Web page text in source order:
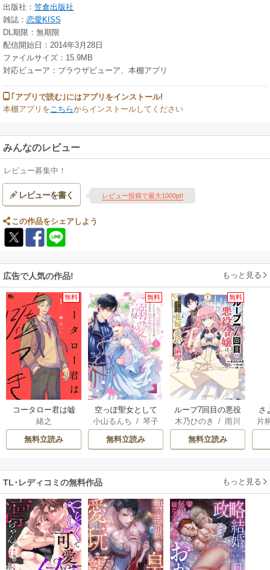
出版社： 笠倉出版社
雑誌： 恋愛KISS
DL期限：無期限
配信開始日：2014年3月28日
ファイルサイズ：15.9MB
対応ビューア：ブラウザビューア、本棚アプリ
｢アプリで読む｣にはアプリをインストール!
本棚アプリを こちらからインストールしてください
みんなのレビュー
レビュー募集中！
レビューを書く レビュー投稿で最大1000pt!
この作品をシェアしよう
広告で人気の作品! もっと見る
無料
コータロー君は嘘
つき 単行本版
緒之
無料立読み
無料
空っぽ聖女として
捨てられたはず
が、嫁ぎ先の皇帝
陛下に溺愛されて
小山るんち /琴子
無料立読み
無料
ループ7回目の悪役
令嬢は、元敵国で
自由気ままな花嫁
生活を満喫する
木乃ひのき /雨川
透子/八美☆わん
無料立読み
さ
冷
片
TL･レディコミの無料作品 もっと見る